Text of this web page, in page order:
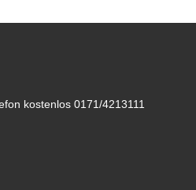
kostenlos 0171/4213111